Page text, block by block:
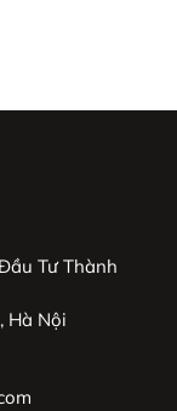
#aosomi
Tư Thành
Hà Nội